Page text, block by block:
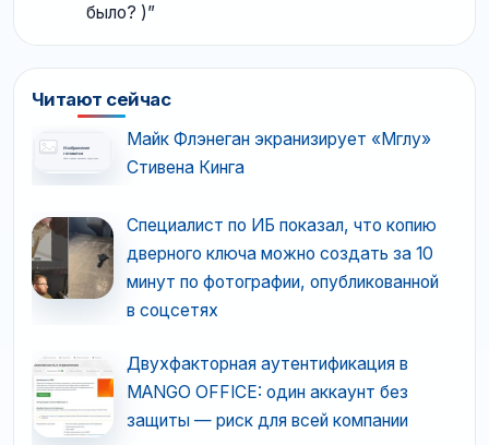
было? )”
Читают сейчас
Майк Флэнеган экранизирует «Мглу»
Стивена Кинга
Специалист по ИБ показал, что копию
дверного ключа можно создать за 10
минут по фотографии, опубликованной
в соцсетях
Двухфакторная аутентификация в
MANGO OFFICE: один аккаунт без
защиты — риск для всей компании